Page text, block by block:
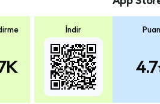
İndir Puan
4.7